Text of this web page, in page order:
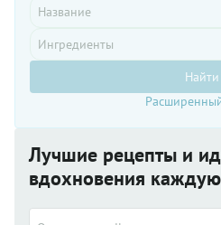
упоминаниемНайти
Лучшие рецепты и
вдохновения